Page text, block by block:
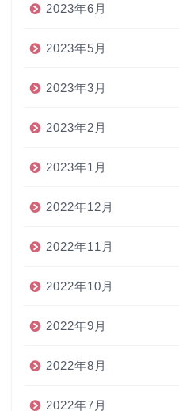
2023年6月
2023年5月
2023年3月
2023年2月
2023年1月
2022年12月
2022年11月
2022年10月
2022年9月
2022年8月
2022年7月